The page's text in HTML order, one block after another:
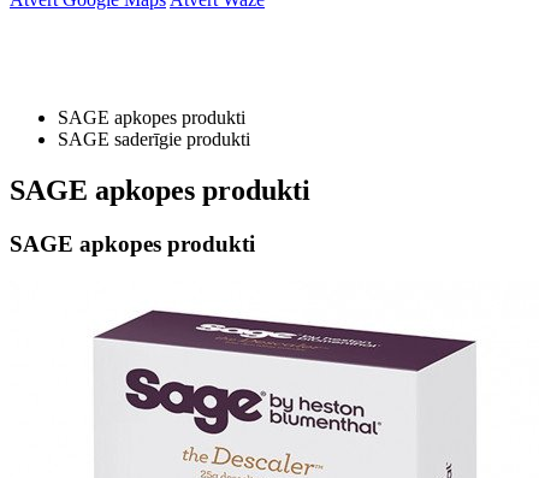
SAGE apkopes produkti
SAGE saderīgie produkti
SAGE apkopes produkti
SAGE apkopes produkti